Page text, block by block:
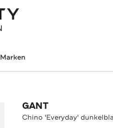
Marken
GANT
Chino 'Everyday'